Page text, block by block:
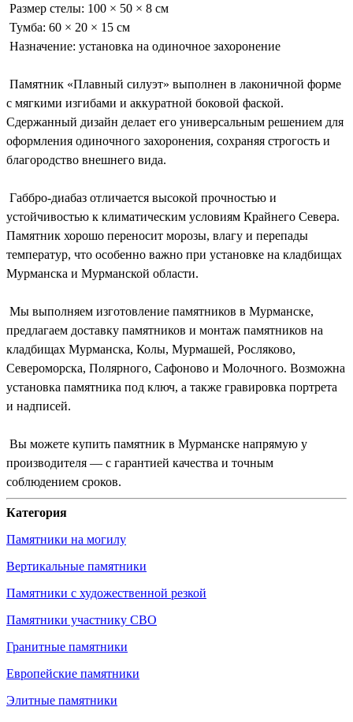
Размер стелы: 100 × 50 × 8 см
Тумба: 60 × 20 × 15 см
Назначение: установка на одиночное захоронение
Памятник «Плавный силуэт» выполнен в лаконичной форме
с мягкими изгибами и аккуратной боковой фаской.
Сдержанный дизайн делает его универсальным решением для
оформления одиночного захоронения, сохраняя строгость и
благородство внешнего вида.
Габбро-диабаз отличается высокой прочностью и
устойчивостью к климатическим условиям Крайнего Севера.
Памятник хорошо переносит морозы, влагу и перепады
температур, что особенно важно при установке на кладбищах
Мурманска и Мурманской области.
Мы выполняем изготовление памятников в Мурманске,
предлагаем доставку памятников и монтаж памятников на
кладбищах Мурманска, Колы, Мурмашей, Росляково,
Североморска, Полярного, Сафоново и Молочного. Возможна
установка памятника под ключ, а также гравировка портрета
и надписей.
Вы можете купить памятник в Мурманске напрямую у
производителя — с гарантией качества и точным
соблюдением сроков.
Категория
Памятники на могилу
Вертикальные памятники
Памятники с художественной резкой
Памятники участнику СВО
Гранитные памятники
Европейские памятники
Элитные памятники